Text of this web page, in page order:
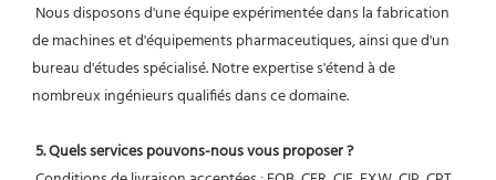
de machines et d'équipements pharmaceutiques, ainsi que d'un
bureau d'études spécialisé. Notre expertise s'étend à de
nombreux ingénieurs qualifiés dans ce domaine.
5. Quels services pouvons-nous vous proposer ?